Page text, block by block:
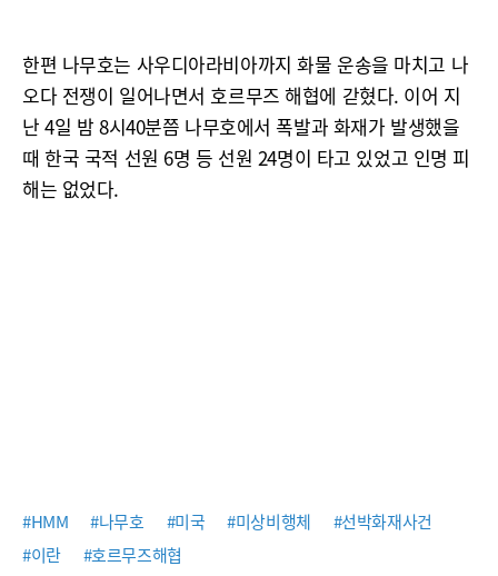
한편 나무호는 사우디아라비아까지 화물 운송을 마치고 나
오다 전쟁이 일어나면서 호르무즈 해협에 갇혔다. 이어 지
난 4일 밤 8시40분쯤 나무호에서 폭발과 화재가 발생했을
때 한국 국적 선원 6명 등 선원 24명이 타고 있었고 인명 피
해는 없었다.
#HMM #나무호 #미국 #미상비행체
#선박화재사건
#이란
#호르무즈해협